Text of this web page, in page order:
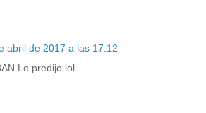
abril de 2017 a las 17:12
Lo predijo lol